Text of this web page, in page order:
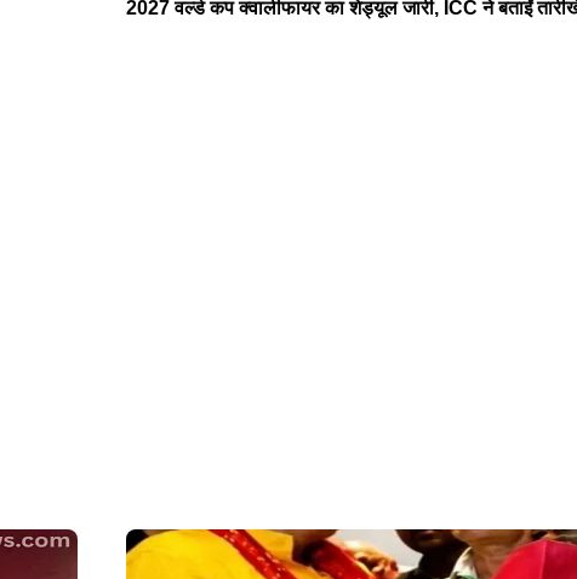
2027 वर्ल्ड कप क्वालीफायर का शेड्यूल जारी, ICC ने बताईं